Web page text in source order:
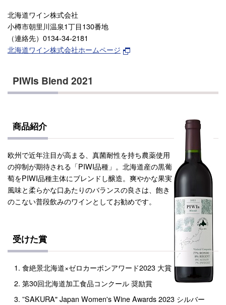
北海道ワイン株式会社
小樽市朝里川温泉1丁目130番地
（連絡先）0134-34-2181
北海道ワイン株式会社ホームページ
PIWIs Blend 2021
商品紹介
欧州で近年注目が高まる、真菌耐性を持ち農薬使用
の抑制が期待される「PIWI品種」。北海道産の黒葡
萄をPIWI品種主体にブレンドし醸造。爽やかな果実
風味と柔らかな口あたりのバランスの良さは、飽き
のこない普段飲みのワインとしてお勧めです。
受けた賞
食絶景北海道×ゼロカーボンアワード2023 大賞
第30回北海道加工食品コンクール 奨励賞
”SAKURA" Japan Women's Wine Awards 2023 シルバー